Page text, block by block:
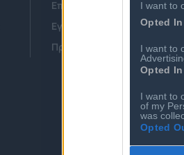
I want to
Opted In
I want to
Opted In
I want to
of my
was
Opted
Επιχειρήσεις - Μέλη
Εγγραφή Νέου Μέλους
Προνόμια Μελών